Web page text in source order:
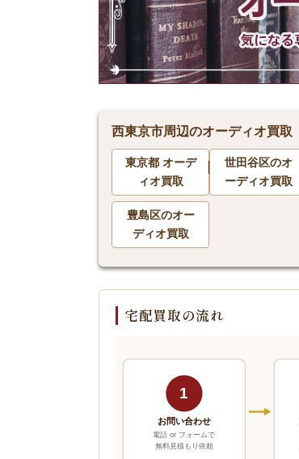
西東京市周辺のオーディオ買取
東京都 オーデ
ィオ買取
世田谷区のオ
ーディオ買取
豊島区のオー
ディオ買取
宅配買取の流れ
1
お問い合わせ
電話 or フォームで
無料見積もり依頼